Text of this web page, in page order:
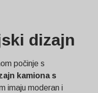
dizajn
počinje s
kamiona s
imaju moderan i